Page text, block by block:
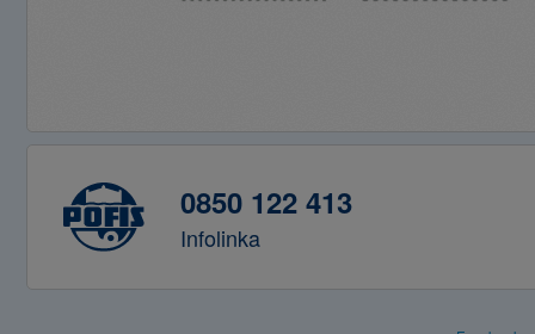
0850 122 413
Infolinka